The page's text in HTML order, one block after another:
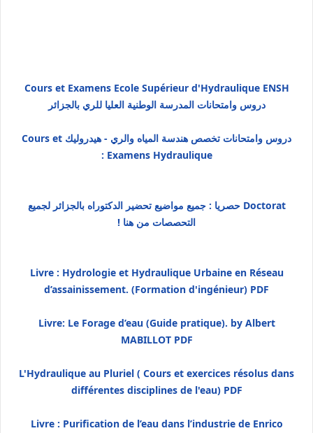
Cours et Examens Ecole Supérieur d'Hydraulique ENSH
دروس وامتحانات المدرسة الوطنية العليا للري بالجزائر
دروس وامتحانات تخصص هندسة المياه والري - هيدروليك Cours et
Examens Hydraulique :
Doctorat حصريا : جميع مواضيع تحضير الدكتوراه بالجزائر لجميع
التحصصات من هنا !
Livre : Hydrologie et Hydraulique Urbaine en Réseau
d’assainissement. (Formation d'ingénieur) PDF
Livre: Le Forage d’eau (Guide pratique). by Albert
MABILLOT PDF
L'Hydraulique au Pluriel ( Cours et exercices résolus dans
différentes disciplines de l'eau) PDF
Livre : Puriﬁcation de l’eau dans l’industrie de Enrico